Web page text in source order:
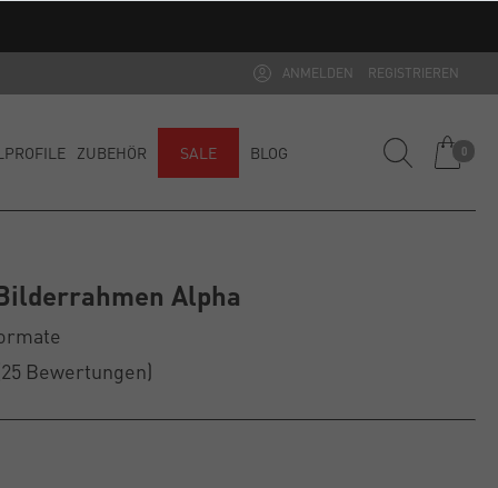
ANMELDEN REGISTRIEREN
ZUBEHÖR SALE BLOG 0
Alpha
Bewertungen)